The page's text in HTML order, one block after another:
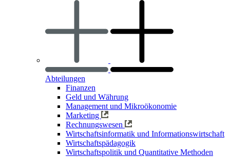
Abteilungen
Finanzen
Geld und Währung
Management und Mikroökonomie
Marketing
Rechnungswesen
Wirtschaftsinformatik und Informationswirtschaft
Wirtschaftspädagogik
Wirtschaftspolitik und Quantitative Methoden